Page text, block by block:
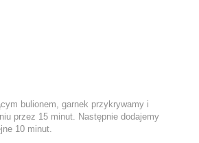
bulionem, garnek przykrywamy i
przez 15 minut. Następnie dodajemy
10 minut.